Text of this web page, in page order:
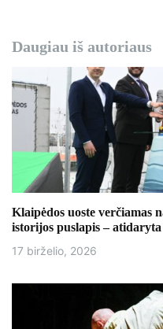
Daugiau iš autoriaus
Klaipėdos uoste verčiamas
istorijos puslapis –
17 birželio, 2026